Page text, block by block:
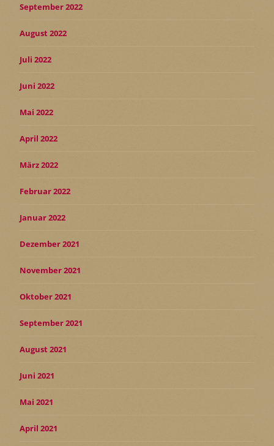
September 2022
August 2022
Juli 2022
Juni 2022
Mai 2022
April 2022
März 2022
Februar 2022
Januar 2022
Dezember 2021
November 2021
Oktober 2021
September 2021
August 2021
Juni 2021
Mai 2021
April 2021